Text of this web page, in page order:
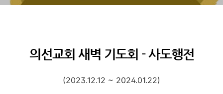
의선교회 새벽 기도회 - 사도행전
(2023.12.12 ~ 2024.01.22)